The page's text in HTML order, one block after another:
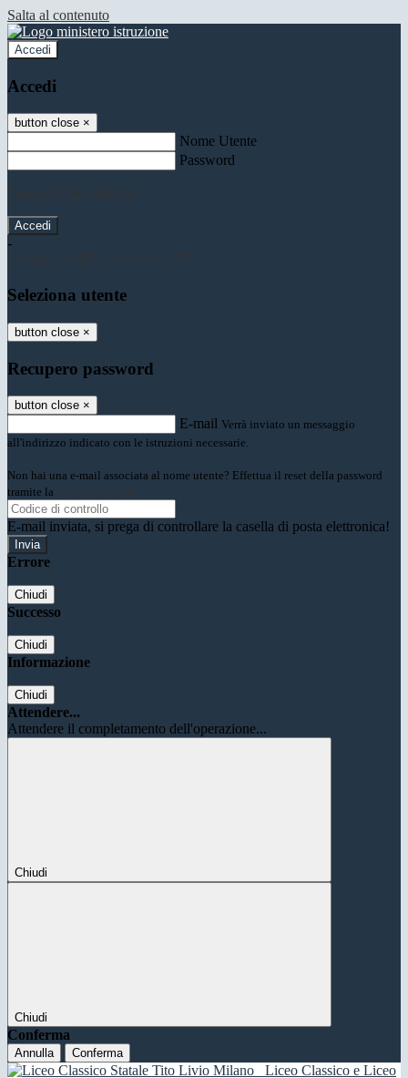
Salta al contenuto
Accedi
Accedi
button close ×
Nome Utente
Password
-
Seleziona utente
button close ×
Recupero password
button close ×
E-mail Verrà inviato un messaggio
all'indirizzo indicato con le istruzioni necessarie.
Non hai una e-mail associata al nome utente? Effettua il reset della password
tramite la
E-mail inviata, si prega di controllare la casella di posta elettronica!
Errore
Chiudi
Successo
Chiudi
Informazione
Chiudi
Attendere...
Attendere il completamento dell'operazione...
Chiudi
Chiudi
Conferma
Annulla Conferma
Liceo Classico e Liceo